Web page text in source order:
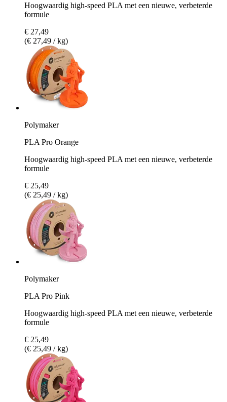
Hoogwaardig high-speed PLA met een nieuwe, verbeterde
formule
€ 27,49
(€ 27,49 / kg)
Polymaker
PLA Pro Orange
Hoogwaardig high-speed PLA met een nieuwe, verbeterde
formule
€ 25,49
(€ 25,49 / kg)
Polymaker
PLA Pro Pink
Hoogwaardig high-speed PLA met een nieuwe, verbeterde
formule
€ 25,49
(€ 25,49 / kg)